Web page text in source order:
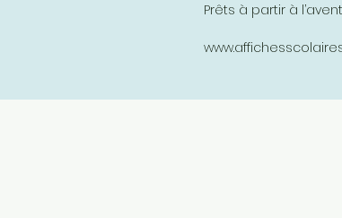
Prêts à partir à